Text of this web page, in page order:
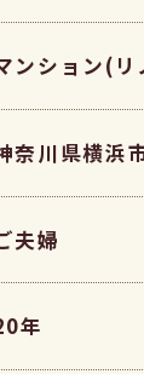
ンション(リ
奈川県横浜
夫婦
年